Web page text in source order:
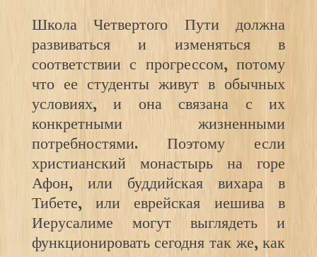
Школа Четвертого Пути должна
развиваться и изменяться в
соответствии с прогрессом, потому
что ее студенты живут в обычных
условиях, и она связана с их
конкретными жизненными
потребностями. Поэтому если
христианский монастырь на горе
Афон, или буддийская вихара в
Тибете, или еврейская иешива в
Иерусалиме могут выглядеть и
функционировать сегодня так же, как